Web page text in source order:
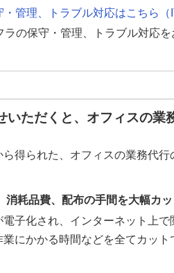
・管理、トラブル対応はこちら（
ラの保守・管理、トラブル対応
いただくと、オフィスの業
得られた、オフィスの業務代行
消耗品費、配布の手間を大幅カッ
子化され、インターネット上
にかかる時間などを全てカット